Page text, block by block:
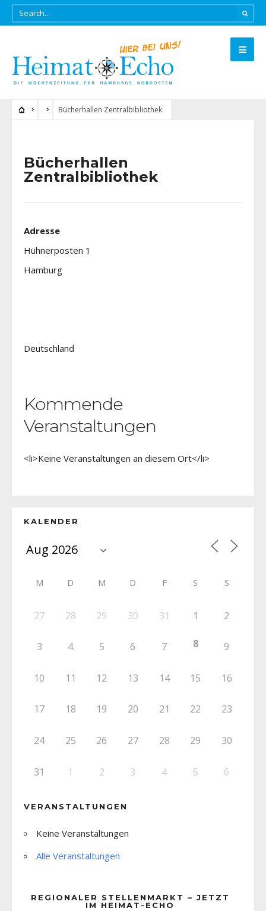
Bücherhallen Zentralbibliothek
Bücherhallen
Zentralbibliothek
Adresse
Hühnerposten 1
Hamburg
Deutschland
Kommende
Veranstaltungen
<li>Keine Veranstaltungen an diesem Ort</li>
KALENDER
M D M D F S S
27 28 29 30 31 1 2
3 4 5 6 7 8 9
10 11 12 13 14 15 16
17 18 19 20 21 22 23
24 25 26 27 28 29 30
31 1 2 3 4 5 6
VERANSTALTUNGEN
Keine Veranstaltungen
Alle Veranstaltungen
REGIONALER STELLENMARKT – JETZT
IM HEIMAT-ECHO